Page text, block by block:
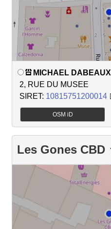
MICHAEL DABEAUX
2, RUE DU MUSEE
SIRET: 10815751200014
OSM iD
Les Gones CBD